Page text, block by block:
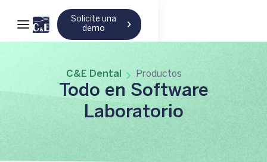
Solicite una
demo
C&E Dental Productos
Todo en Software
Laboratorio